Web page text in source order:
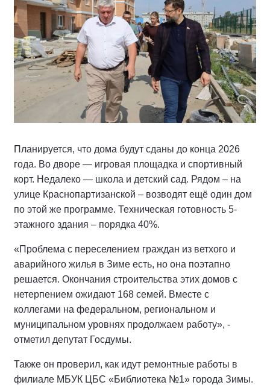
Планируется, что дома будут сданы до конца 2026
года. Во дворе — игровая площадка и спортивный
корт. Недалеко — школа и детский сад. Рядом – на
улице Краснопартизанской – возводят ещё один дом
по этой же программе. Техническая готовность 5-
этажного здания – порядка 40%.
«Проблема с переселением граждан из ветхого и
аварийного жилья в Зиме есть, но она поэтапно
решается. Окончания строительства этих домов с
нетерпением ожидают 168 семей. Вместе с
коллегами на федеральном, региональном и
муниципальном уровнях продолжаем работу», -
отметил депутат Госдумы.
Также он проверил, как идут ремонтные работы в
филиале МБУК ЦБС «Библиотека №1» города Зимы.